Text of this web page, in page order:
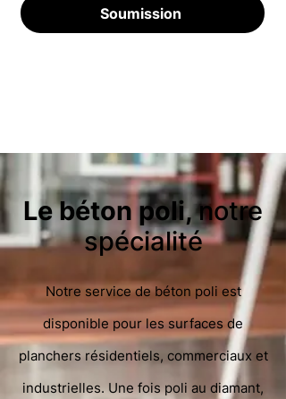
Soumission
Le béton poli,notre
spécialité
Notre service de béton poli est
disponible pour les surfaces de
planchers résidentiels, commerciaux et
industrielles. Une fois poli au diamant,